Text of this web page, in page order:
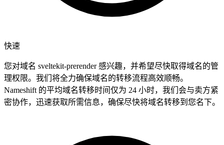
快速
您对域名 sveltekit-prerender 感兴趣，并希望尽快取得域名的管
理权限。我们将全力确保域名的转移流程高效顺畅。
Nameshift 的平均域名转移时间仅为 24 小时，我们会与卖方紧
密协作，迅速获取所需信息，确保尽快将域名转移到您名下。